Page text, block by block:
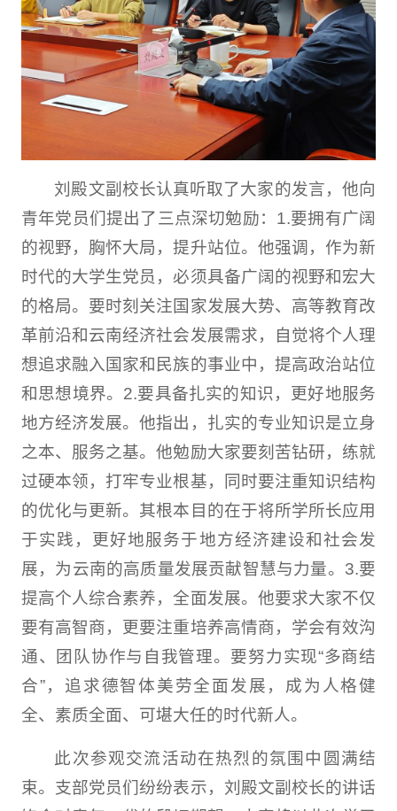
刘殿文副校长认真听取了大家的发言，他向
青年党员们提出了三点深切勉励：1.要拥有广阔
的视野，胸怀大局，提升站位。他强调，作为新
时代的大学生党员，必须具备广阔的视野和宏大
的格局。要时刻关注国家发展大势、高等教育改
革前沿和云南经济社会发展需求，自觉将个人理
想追求融入国家和民族的事业中，提高政治站位
和思想境界。2.要具备扎实的知识，更好地服务
地方经济发展。他指出，扎实的专业知识是立身
之本、服务之基。他勉励大家要刻苦钻研，练就
过硬本领，打牢专业根基，同时要注重知识结构
的优化与更新。其根本目的在于将所学所长应用
于实践，更好地服务于地方经济建设和社会发
展，为云南的高质量发展贡献智慧与力量。3.要
提高个人综合素养，全面发展。他要求大家不仅
要有高智商，更要注重培养高情商，学会有效沟
通、团队协作与自我管理。要努力实现“多商结
合”，追求德智体美劳全面发展，成为人格健
全、素质全面、可堪大任的时代新人。
此次参观交流活动在热烈的氛围中圆满结
束。支部党员们纷纷表示，刘殿文副校长的讲话